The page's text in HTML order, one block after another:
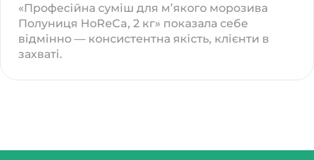
«Професійна суміш для м’якого морозива
Полуниця HoReCa, 2 кг» показала себе
відмінно — консистентна якість, клієнти в
захваті.